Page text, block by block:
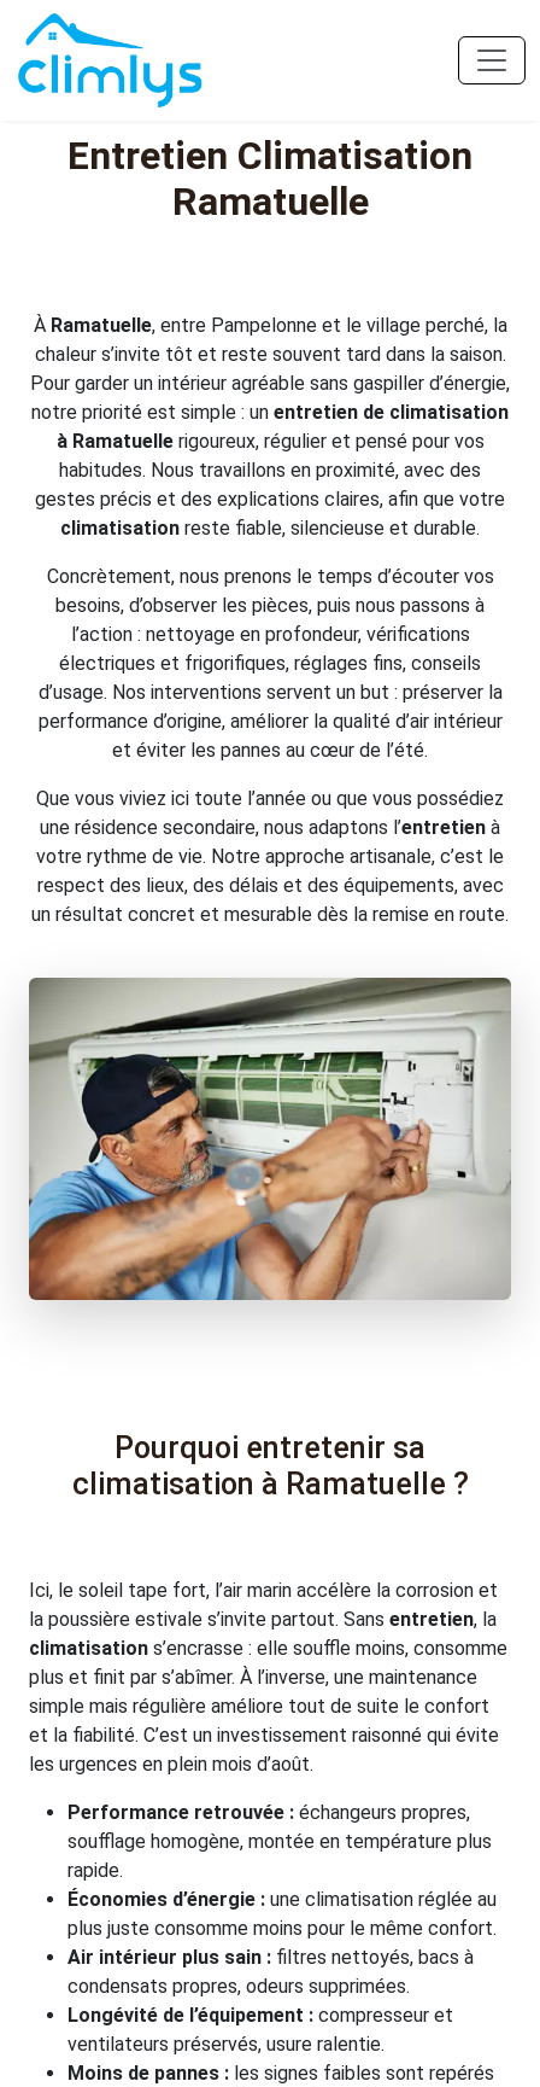
Entretien Climatisation
Ramatuelle
À Ramatuelle, entre Pampelonne et le village perché, la
chaleur s’invite tôt et reste souvent tard dans la saison.
Pour garder un intérieur agréable sans gaspiller d’énergie,
notre priorité est simple : un entretien de climatisation
à Ramatuellerigoureux, régulier et pensé pour vos
habitudes. Nous travaillons en proximité, avec des
gestes précis et des explications claires, afin que votre
climatisation reste fiable, silencieuse et durable.
Concrètement, nous prenons le temps d’écouter vos
besoins, d’observer les pièces, puis nous passons à
l’action : nettoyage en profondeur, vérifications
électriques et frigorifiques, réglages fins, conseils
d’usage. Nos interventions servent un but : préserver la
performance d’origine, améliorer la qualité d’air intérieur
et éviter les pannes au cœur de l’été.
Que vous viviez ici toute l’année ou que vous possédiez
une résidence secondaire, nous adaptons l’entretien à
votre rythme de vie. Notre approche artisanale, c’est le
respect des lieux, des délais et des équipements, avec
un résultat concret et mesurable dès la remise en route.
Pourquoi entretenir sa
climatisation à Ramatuelle ?
Ici, le soleil tape fort, l’air marin accélère la corrosion et
la poussière estivale s’invite partout. Sans entretien, la
climatisation s’encrasse : elle souffle moins, consomme
plus et finit par s’abîmer. À l’inverse, une maintenance
simple mais régulière améliore tout de suite le confort
et la fiabilité. C’est un investissement raisonné qui évite
les urgences en plein mois d’août.
Performance retrouvée : échangeurs propres,
soufflage homogène, montée en température plus
rapide.
Économies d’énergie : une climatisation réglée au
plus juste consomme moins pour le même confort.
Air intérieur plus sain : filtres nettoyés, bacs à
condensats propres, odeurs supprimées.
Longévité de l’équipement : compresseur et
ventilateurs préservés, usure ralentie.
Moins de pannes : les signes faibles sont repérés